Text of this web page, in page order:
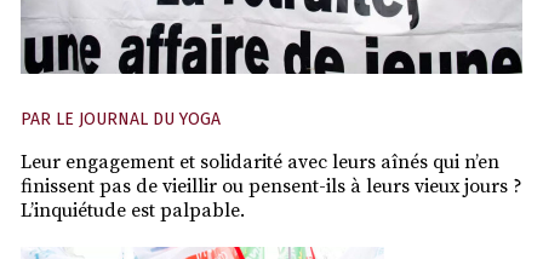
PAR LE JOURNAL DU YOGA
Leur engagement et solidarité avec leurs aînés qui n’en
finissent pas de vieillir ou pensent-ils à leurs vieux jours ?
L’inquiétude est palpable.